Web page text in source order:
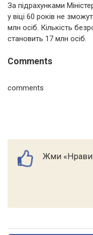
За підрахунками
у віці 60 років не
млн осіб. Кількість
становить 17 млн осіб.
Comments
comments
Жми